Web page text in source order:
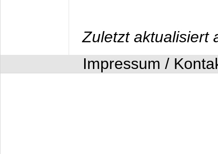
Zuletzt aktualisiert
Impressum /